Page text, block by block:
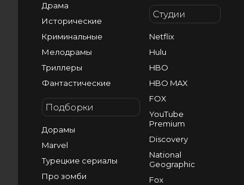
Драма
Исторические
Криминальные
Мелодрамы
Триллеры
Фантастические
Подборки
Дорамы
Marvel
Турецкие сериалы
Про зомби
Студии
Netflix
Hulu
HBO
HBO MAX
FOX
YouTube
Premium
Discovery
National
Geographic
Fox